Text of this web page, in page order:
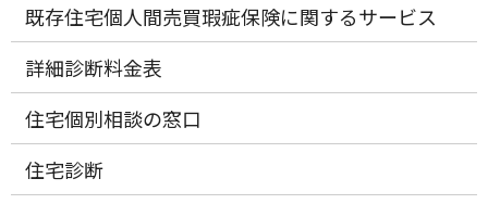
既存住宅個人間売買瑕疵保険に関するサービス
詳細診断料金表
住宅個別相談の窓口
住宅診断